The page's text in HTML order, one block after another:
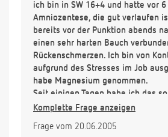
ich bin in SW 16+4 und hatte vor 6
Amniozentese, die gut verlaufen
bereits vor der Punktion abends
einen sehr harten Bauch
Rückenschmerzen. Ich bin von
aufgrund des Stresses im Job
habe Magnesium genommen.
Seit einigen Tagen habe ich das
ab mittags nicht mehr aufrecht
reißt, zudem immer noch die
Komplette Frage anzeigen
Frage vom 20.06.2005